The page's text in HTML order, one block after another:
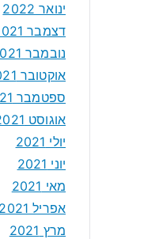
ינואר 2022
דצמבר 2021
נובמבר 2021
אוקטובר 2021
ספטמבר 2021
אוגוסט 2021
יולי 2021
יוני 2021
מאי 2021
אפריל 2021
מרץ 2021